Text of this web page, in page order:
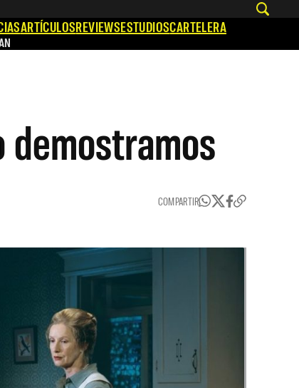
ARTÍCULOSREVIEWSESTUDIOSCARTELERA
demostramos
COMPARTIR